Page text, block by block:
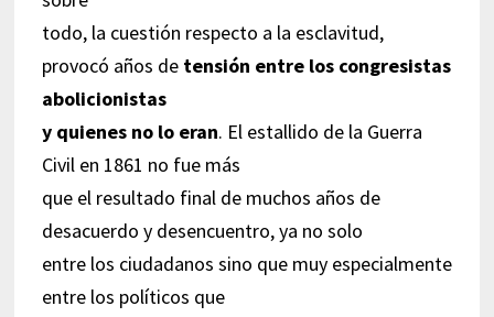
todo, la cuestión respecto a la esclavitud,
provocó años de tensión entre los congresistas
abolicionistas
y quienes no lo eran. El estallido de la Guerra
Civil en 1861 no fue más
que el resultado final de muchos años de
desacuerdo y desencuentro, ya no solo
entre los ciudadanos sino que muy especialmente
entre los políticos que